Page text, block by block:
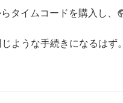
タイムコードを購入し、
ような手続きになるはず。